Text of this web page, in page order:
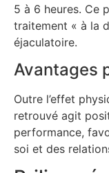
5 à 6 heures. Ce
traitement « à la
éjaculatoire.
Avantages
Outre l’effet
retrouvé agit
performance,
soi et des